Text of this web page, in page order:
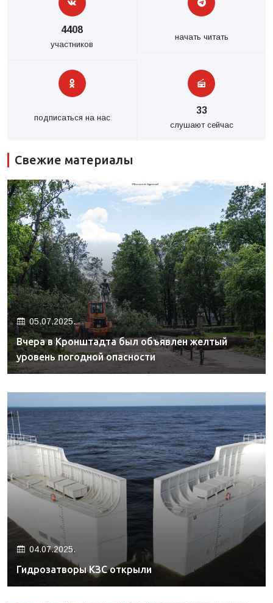
4408
участников
начать читать
подписаться на нас
33
слушают сейчас
Свежие материалы
05.07.2025.
Вчера в Кронштадта был объявлен желтый
уровень погодной опасности
04.07.2025.
Гидрозатворы КЗС открыли